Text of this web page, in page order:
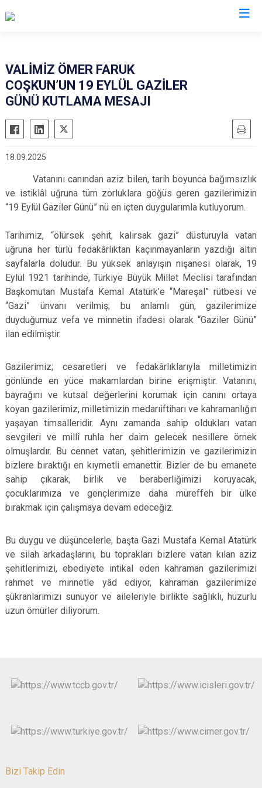
VALİMİZ ÖMER FARUK
COŞKUN’UN 19 EYLÜL GAZİLER
GÜNÜ KUTLAMA MESAJI
18.09.2025
Vatanını canından aziz bilen, tarih boyunca bağımsızlık
ve istiklâl uğruna tüm zorluklara göğüs geren gazilerimizin
“19 Eylül Gaziler Günü” nü en içten duygularımla kutluyorum.
Tarihimiz, “ölürsek şehit, kalırsak gazi” düsturuyla vatan
uğruna her türlü fedakârlıktan kaçınmayanların yazdığı altın
sayfalarla doludur. Bu yüksek anlayışın nişanesi olarak, 19
Eylül 1921 tarihinde, Türkiye Büyük Millet Meclisi tarafından
Başkomutan Mustafa Kemal Atatürk’e “Mareşal” rütbesi ve
“Gazi” ünvanı verilmiş; bu anlamlı gün, gazilerimize
duyduğumuz vefa ve minnetin ifadesi olarak “Gaziler Günü”
ilan edilmiştir.
Gazilerimiz; cesaretleri ve fedakârlıklarıyla milletimizin
gönlünde en yüce makamlardan birine erişmiştir. Vatanını,
bayrağını ve kutsal değerlerini korumak için canını ortaya
koyan gazilerimiz, milletimizin medarıiftiharı ve kahramanlığın
yaşayan timsalleridir. Aynı zamanda sahip oldukları vatan
sevgileri ve millî ruhla her daim gelecek nesillere örnek
olmuşlardır. Bu cennet vatan, şehitlerimizin ve gazilerimizin
bizlere bıraktığı en kıymetli emanettir. Bizler de bu emanete
sahip çıkarak, birlik ve beraberliğimizi koruyacak,
çocuklarımıza ve gençlerimize daha müreffeh bir ülke
bırakmak için çalışmaya devam edeceğiz.
Bu duygu ve düşüncelerle, başta Gazi Mustafa Kemal Atatürk
ve silah arkadaşlarını, bu toprakları bizlere vatan kılan aziz
şehitlerimizi, ebediyete intikal eden kahraman gazilerimizi
rahmet ve minnetle yâd ediyor, kahraman gazilerimize
şükranlarımızı sunuyor ve aileleriyle birlikte sağlıklı, huzurlu
uzun ömürler diliyorum.
Bizi Takip Edin